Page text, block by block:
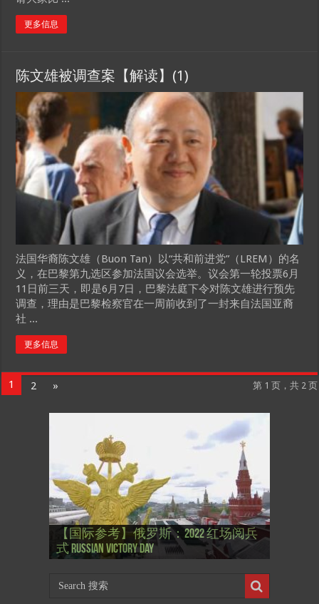
更多信息
陈文雄被调查案【解读】(1)
法国华裔陈文雄（Buon Tan）以“共和前进党”（LREM）的名
义，在巴黎第九选区参加法国议会选举。议会第一轮投票6月
11日前三天，即是6月7日，巴黎法庭下令对陈文雄进行预先
调查，理由是巴黎检察官在一周前收到了一封来自法国亚裔
社 ...
更多信息
第 1 页，共 2 页
1 2 »
【国际参考】俄罗斯：2022 红场阅兵
式 Russian Victory Day
【国际参考】”戏剧性“服装设计师
Thierry Mugler 蒂埃里.穆勒 去世, 享年 73
岁
【国际参考】海湖庄园: Xi & Trump 内幕
Mar-a-Lago leak
【东西视记】1937年的毕加索, 海明威,
肯尼迪 1937 – La fin de l’innocence (2/2)
【东西视记】1937年的毕加索, 海明威,
肯尼迪 1937 – La fin de l’innocence (1/2)
【东西视记】1961年4月12日 尤里·加加
林 成为第一“太空人”